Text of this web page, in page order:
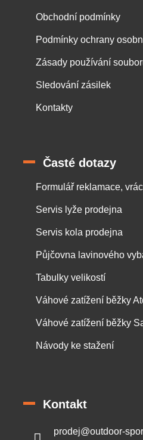
Obchodní podmínky
Podmínky ochrany
Zásady používání
Sledování zásilek
Kontakty
Časté dotazy
Formulář reklamace,
Servis lyže prodejna
Servis kola prodejna
Půjčovna lavinového
Tabulky velikostí
Váhové zatížení běžky
Váhové zatížení běžky
Návody ke stažení
Kontakt
prodej@outdoor-